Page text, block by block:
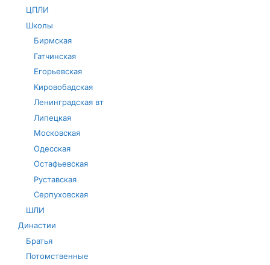
ЦПЛИ
Школы
Бирмская
Гатчинская
Егорьевская
Кировобадская
Ленинградская вт
Липецкая
Московская
Одесская
Остафьевская
Руставская
Серпуховская
ШЛИ
Династии
Братья
Потомственные